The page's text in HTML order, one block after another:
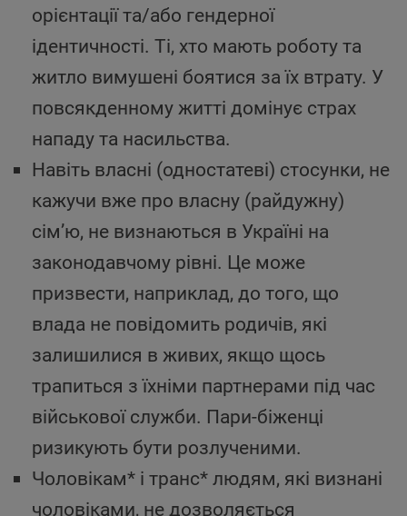
орієнтації та/або гендерної
ідентичності. Ті, хто мають роботу та
житло вимушені боятися за їх втрату. У
повсякденному житті домінує страх
нападу та насильства.
Навіть власні (одностатеві) стосунки, не
кажучи вже про власну (райдужну)
сім’ю, не визнаються в Україні на
законодавчому рівні. Це може
призвести, наприклад, до того, що
влада не повідомить родичів, які
залишилися в живих, якщо щось
трапиться з їхніми партнерами під час
військової служби. Пари-біженці
ризикують бути розлученими.
Чоловікам* і транс* людям, які визнані
чоловіками, не дозволяється